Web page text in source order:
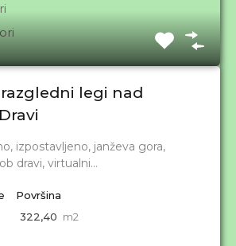
legi nad
izpostavljeno, janževa gora,
dravi, virtualni…
Površina
322,40 m2
stanovanja